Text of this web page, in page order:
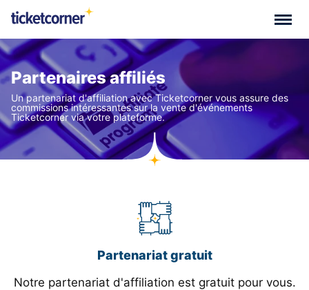
Partenaires affiliés
Un partenariat d'affiliation avec Ticketcorner vous assure des
commissions intéressantes sur la vente d'événements
Ticketcorner via votre plateforme.
Partenariat gratuit
Notre partenariat d'affiliation est gratuit pour vous.